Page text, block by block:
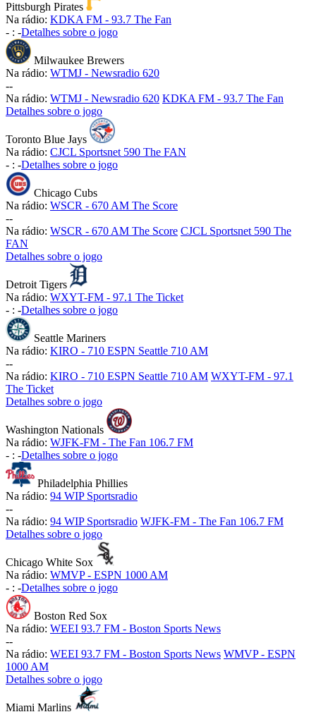
Pittsburgh Pirates
Na rádio: KDKA FM - 93.7 The Fan
- : -Detalhes sobre o jogo
Milwaukee Brewers
Na rádio: WTMJ - Newsradio 620
--
Na rádio: WTMJ - Newsradio 620 KDKA FM - 93.7 The Fan
Detalhes sobre o jogo
Toronto Blue Jays
Na rádio: CJCL Sportsnet 590 The FAN
- : -Detalhes sobre o jogo
Chicago Cubs
Na rádio: WSCR - 670 AM The Score
--
Na rádio: WSCR - 670 AM The Score CJCL Sportsnet 590 The
FAN
Detalhes sobre o jogo
Detroit Tigers
Na rádio: WXYT-FM - 97.1 The Ticket
- : -Detalhes sobre o jogo
Seattle Mariners
Na rádio: KIRO - 710 ESPN Seattle 710 AM
--
Na rádio: KIRO - 710 ESPN Seattle 710 AM WXYT-FM - 97.1
The Ticket
Detalhes sobre o jogo
Washington Nationals
Na rádio: WJFK-FM - The Fan 106.7 FM
- : -Detalhes sobre o jogo
Philadelphia Phillies
Na rádio: 94 WIP Sportsradio
--
Na rádio: 94 WIP Sportsradio WJFK-FM - The Fan 106.7 FM
Detalhes sobre o jogo
Chicago White Sox
Na rádio: WMVP - ESPN 1000 AM
- : -Detalhes sobre o jogo
Boston Red Sox
Na rádio: WEEI 93.7 FM - Boston Sports News
--
Na rádio: WEEI 93.7 FM - Boston Sports News WMVP - ESPN
1000 AM
Detalhes sobre o jogo
Miami Marlins